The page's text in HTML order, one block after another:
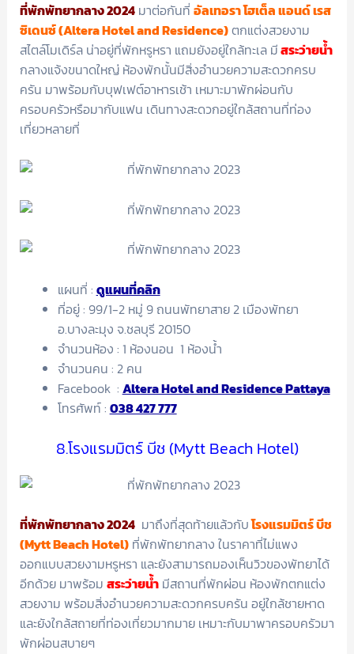
ที่พักพัทยากลาง 2024มาต่อกันที่ อัลเทอรา โฮเต็ล แอนด์ เรส
ซิเดนซ์ (Altera Hotel and Residence)ตกแต่งสวยงาม
สไตล์โมเดิร์ล น่าอยู่ที่พักหรูหรา แถมยังอยู่ใกล้ทะเล มีสระว่ายน้ำ
กลางแจ้งขนาดใหญ่ ห้องพักนั้นมีสิ่งอำนวยความสะดวกครบ
ครัน มาพร้อมกับบุฟเฟต์อาหารเช้า เหมาะมาพักผ่อนกับ
ครอบครัวหรือมากับแฟน เดินทางสะดวกอยู่ใกล้สถานที่ท่อง
เที่ยวหลายที่
แผนที่ : ดูแผนที่คลิก
ที่อยู่ : 99/1-2 หมู่ 9 ถนนพัทยาสาย 2 เมืองพัทยา
อ.บางละมุง จ.ชลบุรี 20150
จำนวนห้อง : 1 ห้องนอน 1 ห้องน้ำ
จำนวนคน : 2 คน
Facebook : Altera Hotel and Residence Pattaya
โทรศัพท์ : 038 427 777
8.โรงแรมมิตร์ บีช (Mytt Beach Hotel)
ที่พักพัทยากลาง 2024มาถึงที่สุดท้ายแล้วกับโรงแรมมิตร์ บีช
(Mytt Beach Hotel)ที่พักพัทยากลาง ในราคาที่ไม่แพง
ออกแบบสวยงามหรูหรา และยังสามารถมองเห็นวิวของพัทยาได้
อีกด้วย มาพร้อม สระว่ายน้ำมีสถานที่พักผ่อน ห้องพักตกแต่ง
สวยงาม พร้อมสิ่งอำนวยความสะดวกครบครัน อยู่ใกล้ชายหาด
และยังใกล้สถายที่ท่องเที่ยวมากมาย เหมาะกับมาพาครอบครัวมา
พักผ่อนสบายๆ